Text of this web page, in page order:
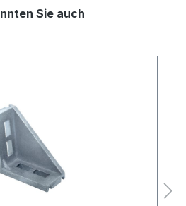
Sie auch